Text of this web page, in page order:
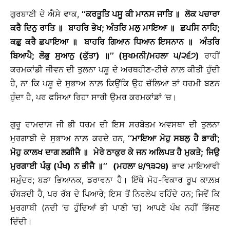
ਗੁਰਬਾਣੀ ਦੇ ਐਸੇ ਵਾਕ,‘‘ਕਰਤੂਤਿ ਪਸੂ ਕੀ ਮਾਨਸ ਜਾਤਿ ॥ ਲੋਕ ਪਚਾਰਾ
ਕਰੈ ਦਿਨੁ ਰਾਤਿ ॥ ਬਾਹਰਿ ਭੇਖ; ਅੰਤਰਿ ਮਲੁ ਮਾਇਆ ॥ ਛਪਸਿ ਨਾਹਿ;
ਕਛੁ ਕਰੈ ਛਪਾਇਆ ॥ ਬਾਹਰਿ ਗਿਆਨ ਧਿਆਨ ਇਸਨਾਨ ॥ ਅੰਤਰਿ
ਬਿਆਪੈ; ਲੋਭੁ ਸੁਆਨੁ (ਕੁੱਤਾ)
॥’’ (ਸੁਖਮਨੀ/ਮਹਲਾ ੫/੨੬੭) ਰਾਹੀਂ
ਕਰਮਕਾਂਡੀ ਜੀਵਨ ਦੀ ਤੁਲਨਾ ਪਸ਼ੂ ਦੇ ਅਰਥਹੀਣ-ਟੀਚੇ ਨਾਲ਼ ਕੀਤੀ ਹੁੰਦੀ
ਹੈ, ਨਾ ਕਿ ਪਸ਼ੂ ਦੇ ਸੁਭਾਅ ਨਾਲ਼ ਕਿਉਂਕਿ ਉਹ ਚੱਲਿਆ ਤਾਂ ਧਰਮੀ ਬਣਨ
ਹੁੰਦਾ ਹੈ, ਪਰ ਫਸਿਆ ਰਿਹਾ ਸਾਰੀ ਉਮਰ ਕਰਮਕਾਂਡਾਂ ’ਚ।
ਗੁਰੂ ਰਾਮਦਾਸ ਜੀ ਭੀ ਧਰਮ ਦੀ ਇਸ ਸਰਬੋਤਮ ਅਵਸਥਾ ਦੀ ਤੁਲਨਾ
ਮੁਰਗਾਬੀ ਦੇ ਸੁਭਾਅ ਨਾਲ਼ ਕਰਦੇ ਹਨ, ‘‘ਮਾਇਆ ਮੋਹੁ ਸਬਲੁ ਹੈ ਭਾਰੀ;
ਮੋਹੁ ਕਾਲਖ ਦਾਗ ਲਗੀਜੈ ॥ ਮੇਰੇ ਠਾਕੁਰ ਕੇ ਜਨ ਅਲਿਪਤ ਹੈ ਮੁਕਤੇ; ਜਿਉ
ਮੁਰਗਾਈ ਪੰਕੁ (ਪੰਖ) ਨ ਭੀਜੈ ॥’’ (ਮਹਲਾ ੪/੧੩੨੪)ਭਾਵ ਮਾਇਆਵੀ
ਸਮੁੰਦਰ; ਬੜਾ ਭਿਆਨਕ, ਡਰਾਵਨਾ ਹੈ। ਇੱਥੇ ਮੋਹ-ਵਿਕਾਰ ਰੂਪ ਕਾਲ਼ਖ਼
ਚੰਬੜਦੀ ਹੈ, ਪਰ ਰੱਬ ਦੇ ਪਿਆਰੇ; ਇਸ ਤੋਂ ਨਿਰਲੇਪ ਰਹਿੰਦੇ ਹਨ; ਜਿਵੇਂ ਕਿ
ਮੁਰਗਾਬੀ (ਨਦੀ ’ਚ ਹੁੰਦਿਆਂ ਭੀ ਪਾਣੀ ’ਚ) ਆਪਣੇ ਪੰਖ ਨਹੀਂ ਭਿੱਜਣ
ਦਿੰਦੀ।